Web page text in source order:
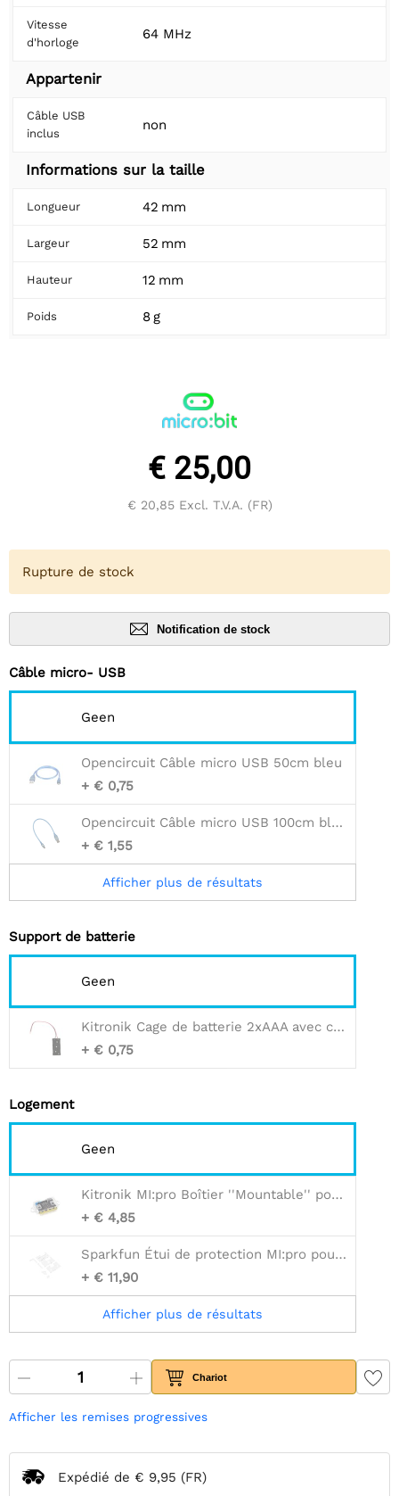
Vitesse
d'horloge
64 MHz
Appartenir
Câble USB
inclus
non
Informations sur la taille
Longueur 42 mm
Largeur 52 mm
Hauteur 12 mm
Poids 8 g
€ 25,00
€ 20,85Excl. T.V.A. (FR)
Rupture de stock
Notification de stock
Câble micro- USB
Geen
Opencircuit Câble micro USB 50cm bleu
+ € 0,75
Opencircuit Câble micro USB 100cm bleu - 30AWG
+ € 1,55
Afficher plus de résultats
Support de batterie
Geen
Kitronik Cage de batterie 2xAAA avec connecteur JST
+ € 0,75
Logement
Geen
Kitronik MI:pro Boîtier ''Mountable'' pour BBC Micro:bit V1 & V2
+ € 4,85
Sparkfun Étui de protection MI:pro pour Micro:bit V2
+ € 11,90
Afficher plus de résultats
Chariot
Afficher les remises progressives
Expédié de € 9,95 (FR)